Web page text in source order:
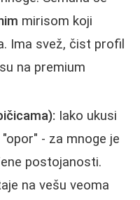
mirisom koji
Ima svež, čist profil
na premium
Iako ukusi
- za mnoge je
postojanosti.
na vešu veoma